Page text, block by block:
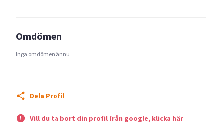
Omdömen
Inga omdömen ännu
Dela Profil
Vill du ta bort din profil från google, klicka här